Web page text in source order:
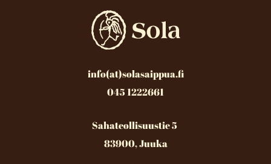
info(at)solasaippua.fi
045 1222661
Sahateollisuustie 5
83900, Juuka